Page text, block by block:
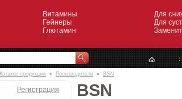
Витамины
Гейнеры
Глютамин
Для
Для
Каталог продукции Производители BSN
Регистрация BSN